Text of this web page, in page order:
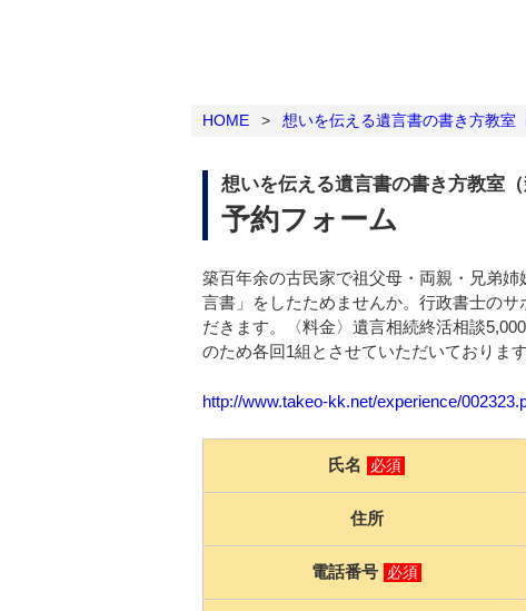
HOME > 想いを伝える遺言書の書き方教室
想いを伝える遺言書の書き方教室（
予約フォーム
築百年余の古民家で祖父母・両親・兄弟
言書」をしたためませんか。行政書士の
だきます。〈料金〉遺言相続終活相談
のため各回1組とさせていただいており
http://www.takeo-kk.net/experience/
氏名 必須
住所
電話番号 必須